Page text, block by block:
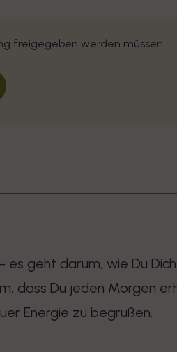
freigegeben werden müssen.
es geht darum, wie Du
dass Du jeden Morgen
Energie zu begrüßen.